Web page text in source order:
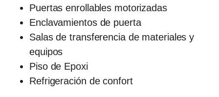
Puertas enrollables motorizadas
Enclavamientos de puerta
Salas de transferencia de materiales y
equipos
Piso de Epoxi
Refrigeración de confort